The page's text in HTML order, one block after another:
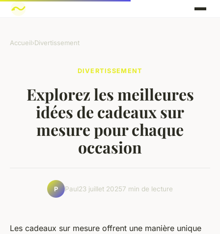
Accueil›Divertissement
DIVERTISSEMENT
Explorez les meilleures
idées de cadeaux sur
mesure pour chaque
occasion
P Paul23 juillet 20257 min de lecture
Les cadeaux sur mesure offrent une manière unique